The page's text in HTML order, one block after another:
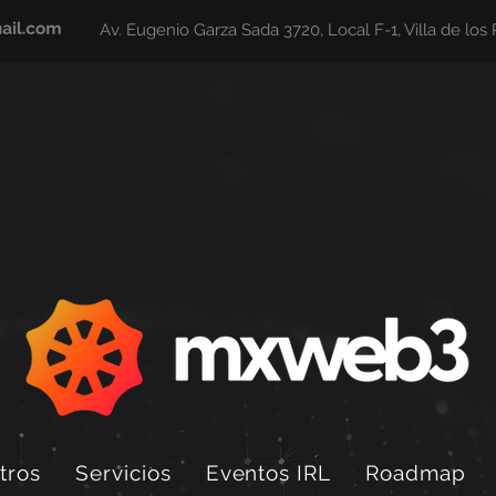
Av. Eugenio Garza Sada 3720, Local F-1, Villa de
Servicios Eventos IRL Roadmap